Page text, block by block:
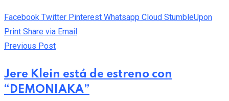
Facebook Twitter Pinterest Whatsapp Cloud StumbleUpon
Print Share via Email
Previous Post
Jere Klein está de estreno con
“DEMONIAKA”